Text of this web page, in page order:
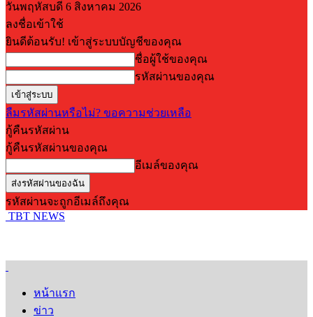
วันพฤหัสบดี 6 สิงหาคม 2026
ลงชื่อเข้าใช้
ยินดีต้อนรับ! เข้าสู่ระบบบัญชีของคุณ
ชื่อผู้ใช้ของคุณ
รหัสผ่านของคุณ
ลืมรหัสผ่านหรือไม่? ขอความช่วยเหลือ
กู้คืนรหัสผ่าน
กู้คืนรหัสผ่านของคุณ
อีเมล์ของคุณ
รหัสผ่านจะถูกอีเมล์ถึงคุณ
TBT NEWS
หน้าแรก
ข่าว